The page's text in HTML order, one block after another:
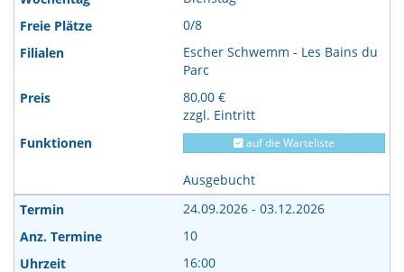
0/8
Escher Schwemm - Les Bains du
Parc
80,00 €
zzgl. Eintritt
auf die Warteliste
Ausgebucht
24.09.2026 - 03.12.2026
10
16:00